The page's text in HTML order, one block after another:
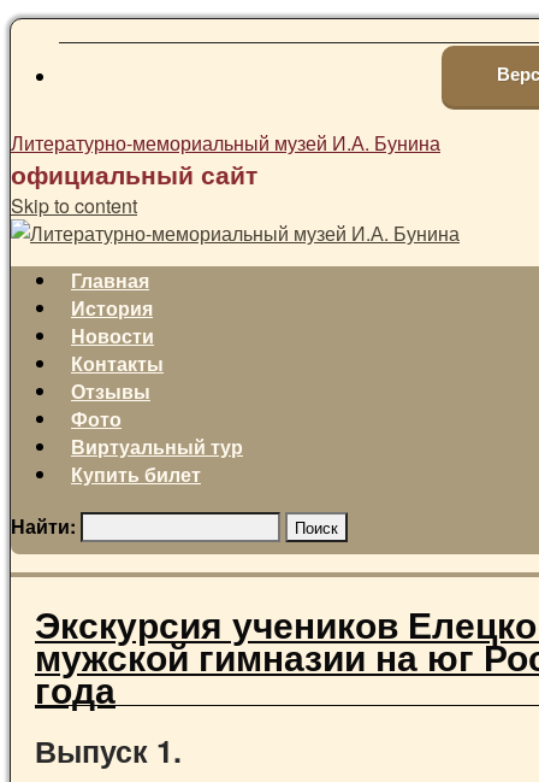
Литературно-мемориальный музей И.А. Бунина
официальный сайт
Skip to content
Главная
История
Новости
Контакты
Отзывы
Фото
Виртуальный тур
Купить билет
Найти:
Экскурсия учеников
мужской гимназии на юг
года
Выпуск 1.